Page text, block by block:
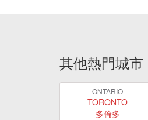
其他熱門城市
ONTARIO
TORONTO
多倫多